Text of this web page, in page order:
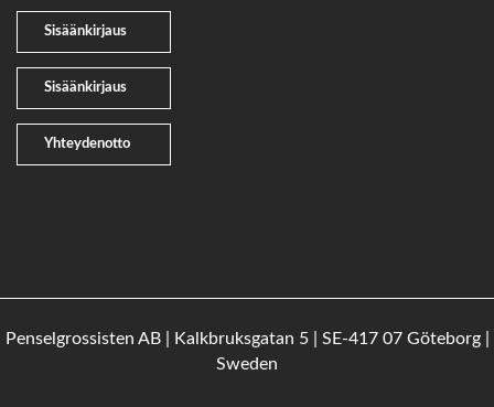
Yhteydenotto
Sisäänkirjaus
Sisäänkirjaus
Penselgrossisten AB | Kalkbruksgatan 5 | SE-417 07 Göteborg |
Sweden